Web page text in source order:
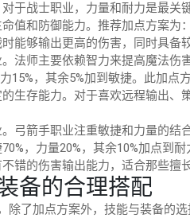
于战士职业，力量和耐力是最关
值和防御能力。推荐加点方案为
能够输出更高的伤害，同时具备
法师主要依赖智力来提高魔法伤
15%，其余5%加到敏捷。此加
生存能力。对于喜欢远程输出、
弓箭手职业注重敏捷和力量的结
，力量20%，其余10%加点到
错的伤害输出能力，适合那些擅
备的合理搭配
除了加点方案外，技能与装备的